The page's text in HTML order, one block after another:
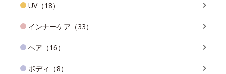
UV（18）
インナーケア（33）
ヘア（16）
ボディ（8）